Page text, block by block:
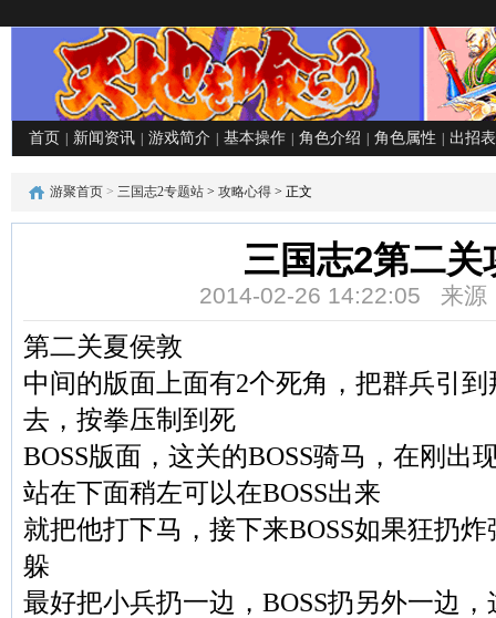
首页 新闻资讯 游戏简介 基本操作 角色介绍 角色属性 出招表
游聚首页 > 三国志2专题站 > 攻略心得 > 正文
三国志2第二关
2014-02-26 14:22:05 来
第二关夏侯敦
中间的版面上面有2个死角，把群兵引
去，按拳压制到死
BOSS版面，这关的BOSS骑马，在刚出
站在下面稍左可以在BOSS出来
就把他打下马，接下来BOSS如果狂扔
躲
最好把小兵扔一边，BOSS扔另外一边，